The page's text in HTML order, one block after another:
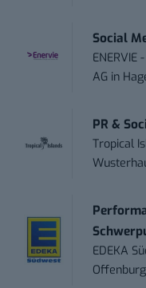
Social
AG in
PR &
Tropical
EDEKA
Offenburg